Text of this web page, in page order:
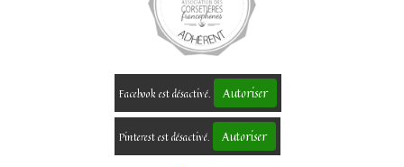
Facebook est désactivé. Autoriser
Pinterest est désactivé. Autoriser